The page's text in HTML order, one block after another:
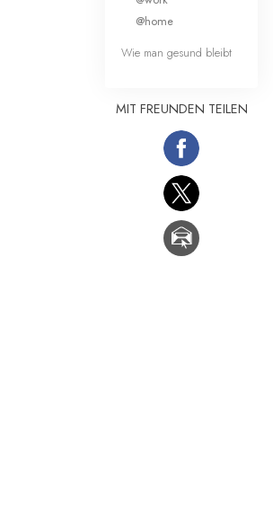
@home
Wie man gesund bleibt
MIT FREUNDEN TEILEN